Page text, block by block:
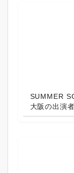
SUMMER
大阪の出演